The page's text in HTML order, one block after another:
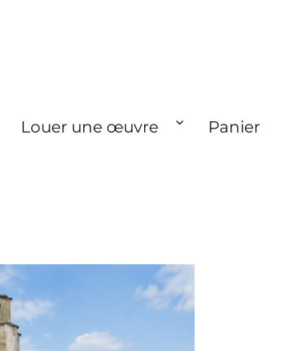
Louer une œuvre Panier